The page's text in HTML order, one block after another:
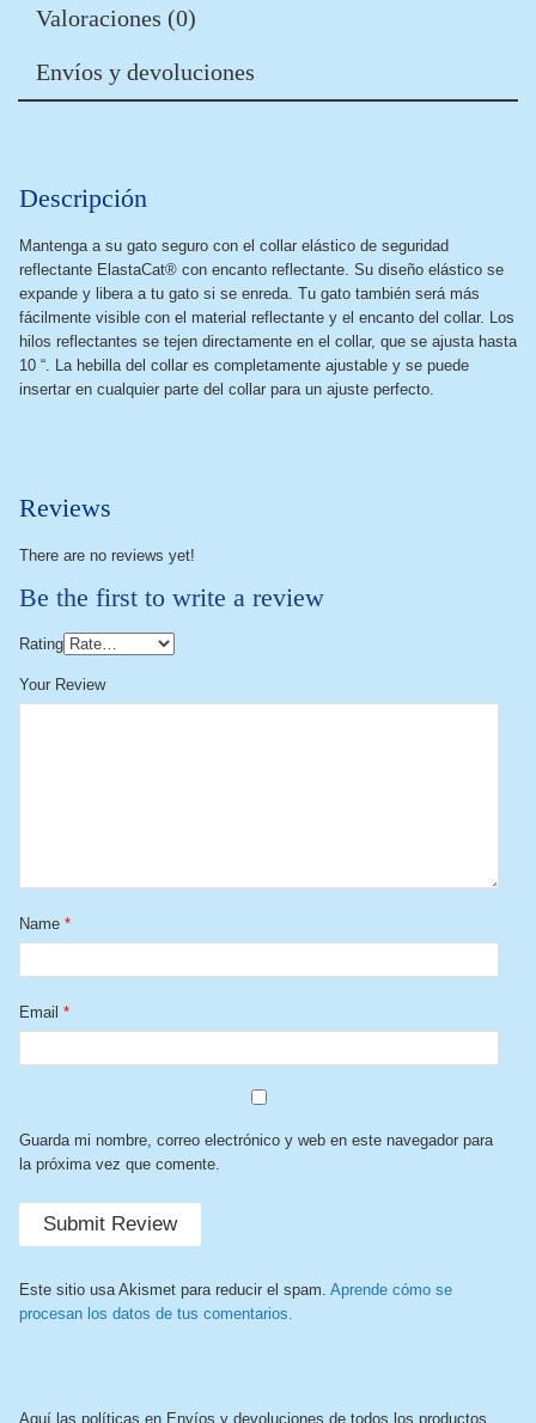
Valoraciones (0)
Envíos y devoluciones
Descripción
Mantenga a su gato seguro con el collar elástico de seguridad
reflectante ElastaCat® con encanto reflectante. Su diseño elástico se
expande y libera a tu gato si se enreda. Tu gato también será más
fácilmente visible con el material reflectante y el encanto del collar. Los
hilos reflectantes se tejen directamente en el collar, que se ajusta hasta
10 “. La hebilla del collar es completamente ajustable y se puede
insertar en cualquier parte del collar para un ajuste perfecto.
Reviews
There are no reviews yet!
Be the first to write a review
Rating
Your Review
Name *
Email *
Guarda mi nombre, correo electrónico y web en este navegador para
la próxima vez que comente.
Este sitio usa Akismet para reducir el spam. Aprende cómo se
procesan los datos de tus comentarios.
Aquí las políticas en Envíos y devoluciones de todos los productos.